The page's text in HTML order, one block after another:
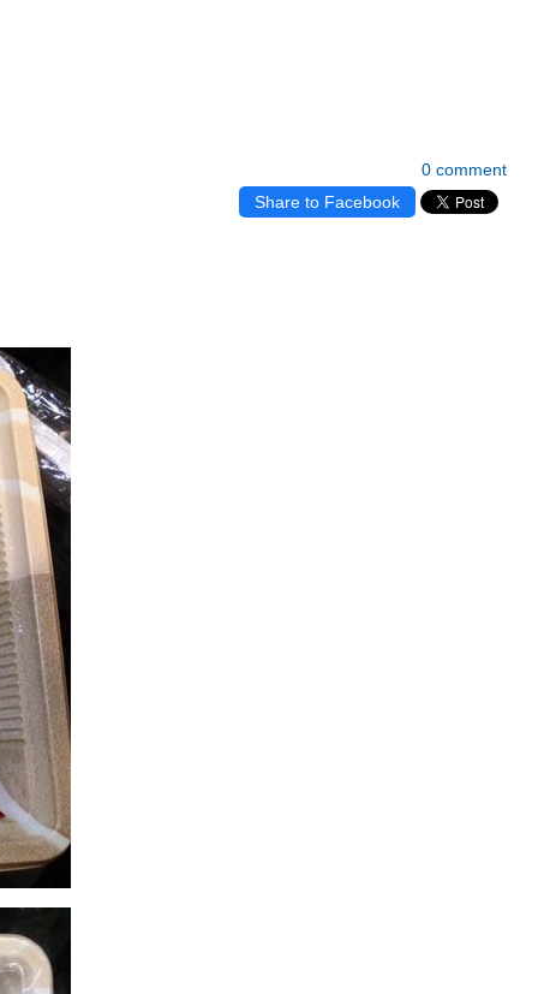
0 comment
Share to Facebook